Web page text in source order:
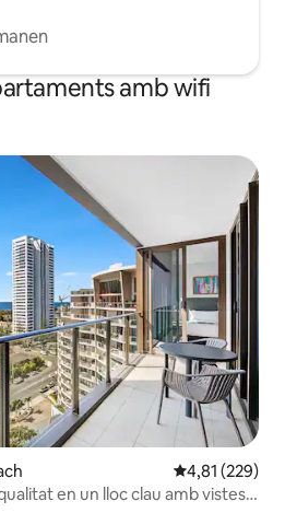
amb wifi
4,81 de
4,81 (229)
en un lloc clau amb vistes a